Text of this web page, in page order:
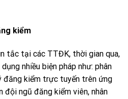
kiểm
tắc tại các TTĐK, thời gian qua,
nhiều biện pháp như: phân
đăng kiểm trực tuyến trên ứng
đội ngũ đăng kiểm viên, nhân